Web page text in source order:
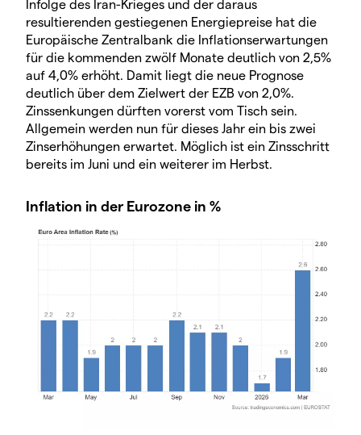
Infolge des Iran-Krieges und der daraus
resultierenden gestiegenen Energiepreise hat die
Europäische Zentralbank die Inflationserwartungen
für die kommenden zwölf Monate deutlich von 2,5%
auf 4,0% erhöht. Damit liegt die neue Prognose
deutlich über dem Zielwert der EZB von 2,0%.
Zinssenkungen dürften vorerst vom Tisch sein.
Allgemein werden nun für dieses Jahr ein bis zwei
Zinserhöhungen erwartet. Möglich ist ein Zinsschritt
bereits im Juni und ein weiterer im Herbst.
Inflation in der Eurozone in %